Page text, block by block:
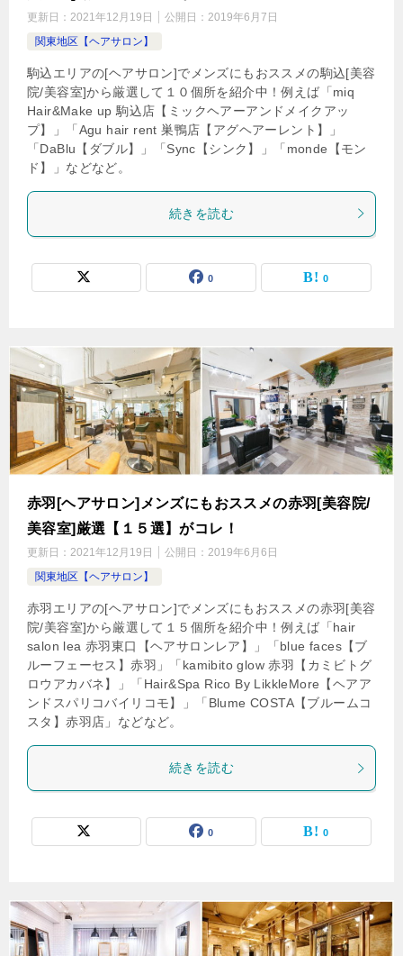
更新日： 2021年12月19日 公開日： 2019年6月7日
関東地区【ヘアサロン】
駒込エリアの[ヘアサロン]でメンズにもおススメの駒込[美容
院/美容室]から厳選して１０個所を紹介中！例えば「miq
Hair&Make up 駒込店【ミックヘアーアンドメイクアッ
プ】」「Agu hair rent 巣鴨店【アグヘアーレント】」
「DaBlu【ダブル】」「Sync【シンク】」「monde【モン
ド】」などなど。
続きを読む
0 0
赤羽[ヘアサロン]メンズにもおススメの赤羽[美容院/
美容室]厳選【１５選】がコレ！
更新日： 2021年12月19日 公開日： 2019年6月6日
関東地区【ヘアサロン】
赤羽エリアの[ヘアサロン]でメンズにもおススメの赤羽[美容
院/美容室]から厳選して１５個所を紹介中！例えば「hair
salon lea 赤羽東口【ヘアサロンレア】」「blue faces【ブ
ルーフェーセス】赤羽」「kamibito glow 赤羽【カミビトグ
ロウアカバネ】」「Hair&Spa Rico By LikkleMore【ヘアア
ンドスパリコバイリコモ】」「Blume COSTA【ブルームコ
スタ】赤羽店」などなど。
続きを読む
0 0